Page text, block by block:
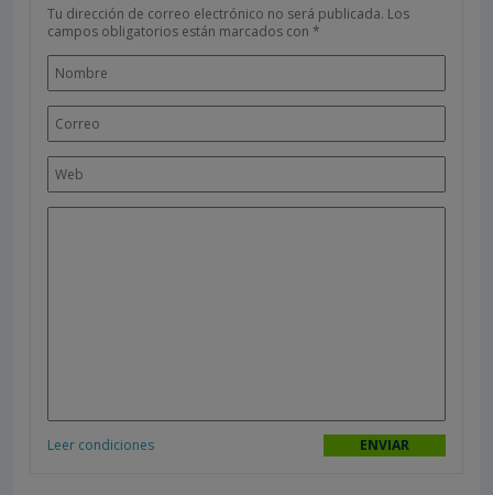
Tu dirección de correo electrónico no será publicada. Los
campos obligatorios están marcados con *
Leer condiciones